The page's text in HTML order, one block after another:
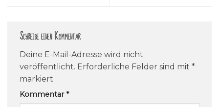
Schreibe einen Kommentar
Deine E-Mail-Adresse wird nicht
veröffentlicht. Erforderliche Felder sind mit *
markiert
Kommentar*